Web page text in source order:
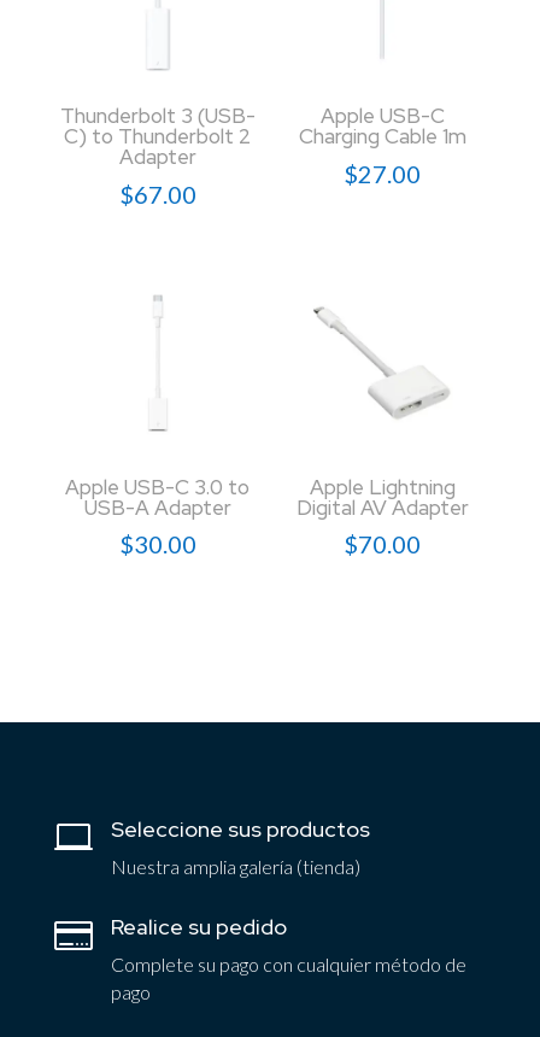
Thunderbolt 3 (USB-
C) to Thunderbolt 2
Adapter
$67.00
Apple USB-C
Charging Cable 1m
$27.00
Apple USB-C 3.0 to
USB-A Adapter
$30.00
Apple Lightning
Digital AV Adapter
$70.00
 Seleccione sus productos
Nuestra amplia galería (tienda)
 Realice su pedido
Complete su pago con cualquier método de
pago